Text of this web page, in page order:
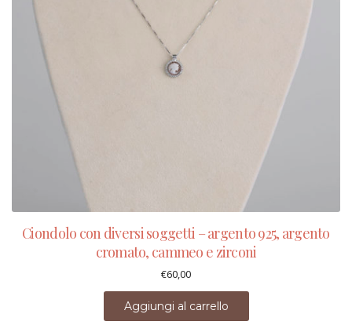
Ciondolo con diversi soggetti – argento 925, argento
cromato, cammeo e zirconi
€60,00
Aggiungi al carrello